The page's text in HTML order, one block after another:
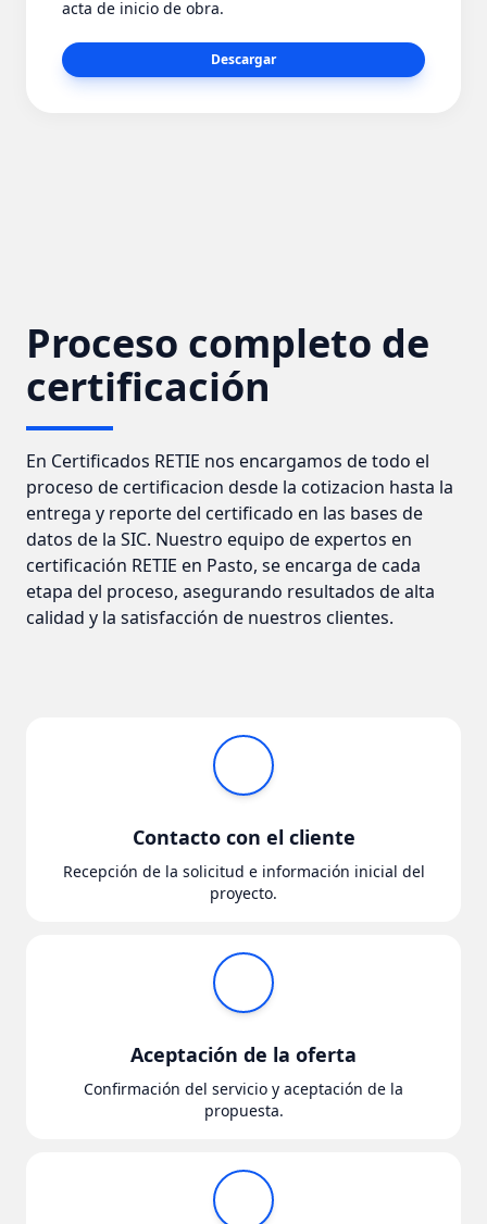
acta de inicio de obra.
Descargar
Proceso completo de
certificación
En Certificados RETIE nos encargamos de todo el
proceso de certificacion desde la cotizacion hasta la
entrega y reporte del certificado en las bases de
datos de la SIC. Nuestro equipo de expertos en
certificación RETIE en Pasto, se encarga de cada
etapa del proceso, asegurando resultados de alta
calidad y la satisfacción de nuestros clientes.
Contacto con el cliente
Recepción de la solicitud e información inicial del
proyecto.
Aceptación de la oferta
Confirmación del servicio y aceptación de la
propuesta.